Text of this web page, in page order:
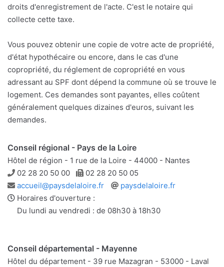
droits d'enregistrement de l'acte. C'est le notaire qui
collecte cette taxe.
Vous pouvez obtenir une copie de votre acte de propriété,
d'état hypothécaire ou encore, dans le cas d'une
copropriété, du réglement de copropriété en vous
adressant au SPF dont dépend la commune où se trouve le
logement. Ces demandes sont payantes, elles coûtent
généralement quelques dizaines d'euros, suivant les
demandes.
Conseil régional - Pays de la Loire
Hôtel de région - 1 rue de la Loire - 44000 - Nantes
Téléphone
02 28 20 50 00 Télécopie
02 28 20 50 05
Adresse
e-
mail
accueil@paysdelaloire.fr
Site
paysdelaloire.fr
Horaires d'ouverture :
Du lundi au vendredi : de 08h30 à 18h30
Conseil départemental - Mayenne
Hôtel du département - 39 rue Mazagran - 53000 - Laval